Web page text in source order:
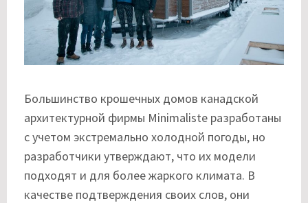
Большинство крошечных домов канадской
архитектурной фирмы Minimaliste разработаны
с учетом экстремально холодной погоды, но
разработчики утверждают, что их модели
подходят и для более жаркого климата. В
качестве подтверждения своих слов, они